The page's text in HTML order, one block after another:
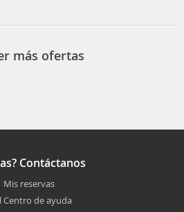
más ofertas
Contáctanos
Mis reservas
Centro de ayuda